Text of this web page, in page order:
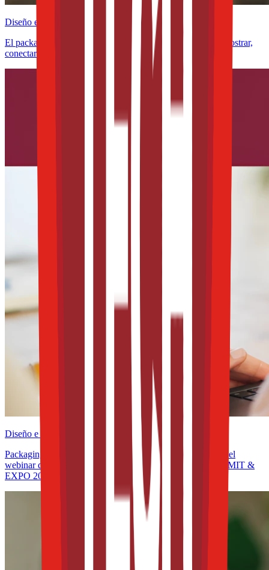
Diseño e innovación
El packaging ya no solo protege alimentos: ahora debe demostrar,
conectar y convencer
Diseño e innovación
Packaging y sostenibilidad en América Latina: participa en el
webinar de la WPO rumbo a THE FOOD TECH® | SUMMIT &
EXPO 2026